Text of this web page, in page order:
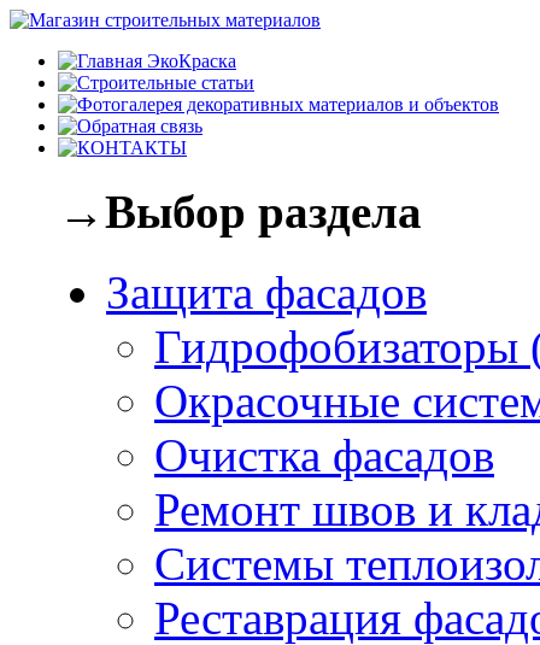
→Выбор раздела
Защита фасадов
Гидрофобизаторы
Окрасочные
Очистка фасадов
Ремонт швов и
Системы
Реставрация